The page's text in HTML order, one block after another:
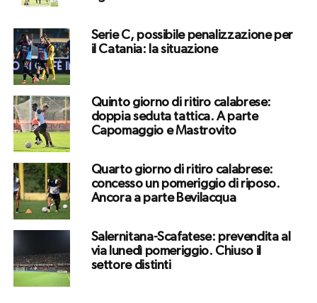
Serie C, possibile penalizzazione per
il Catania: la situazione
Quinto giorno di ritiro calabrese:
doppia seduta tattica. A parte
Capomaggio e Mastrovito
Quarto giorno di ritiro calabrese:
concesso un pomeriggio di riposo.
Ancora a parte Bevilacqua
Salernitana-Scafatese: prevendita al
via lunedì pomeriggio. Chiuso il
settore distinti